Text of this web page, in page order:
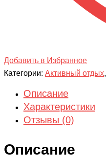
Добавить в Избранное
Категории: Активный отдых,
Описание
Характеристики
Отзывы (0)
Описание